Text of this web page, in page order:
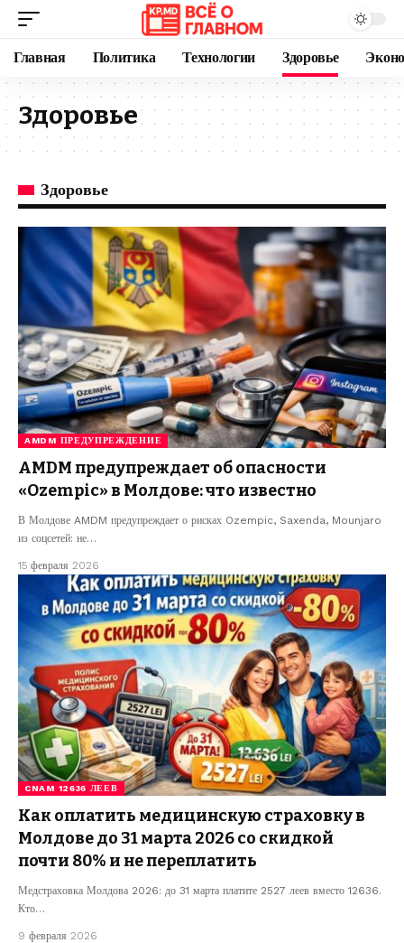
Главная Политика Технологии Здоровье
Здоровье
Здоровье
AMDM ПРЕДУПРЕЖДЕНИЕ
AMDM предупреждает об опасности
«Ozempic» в Молдове: что известно
В Молдове AMDM предупреждает о рисках Ozempic, Saxenda, Mounjaro
из соцсетей: не…
15 февраля 2026
CNAM 12636 ЛЕЕВ
Как оплатить медицинскую страховку в
Молдове до 31 марта 2026 со скидкой
почти 80% и не переплатить
Медстраховка Молдова 2026: до 31 марта платите 2527 леев вместо 12636.
Кто…
9 февраля 2026